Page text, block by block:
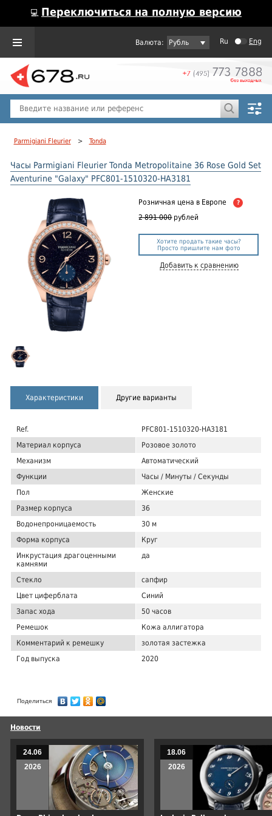
💻 Переключиться на полную версию
Рубль Ru Eng
Parmigiani Fleurier > Tonda
Часы Parmigiani Fleurier Tonda Metropolitaine 36 Rose Gold Set
Aventurine "Galaxy" PFC801-1510320-HA3181
Розничная цена в Европе ?
2 891 000 рублей
Хотите продать такие часы?
Просто пришлите нам фото
Добавить к сравнению
Характеристики Другие варианты
Ref.
PFC801-1510320-HA3181
Материал корпуса
Розовое золото
Механизм
Автоматический
Функции
Часы / Минуты / Секунды
Пол
Женские
Размер корпуса
36
Водонепроницаемость
30 м
Форма корпуса
Круг
Инкрустация драгоценными
камнями
да
Стекло
сапфир
Цвет циферблата
Синий
Запас хода
50 часов
Ремешок
Кожа аллигатора
Комментарий к ремешку
золотая застежка
Год выпуска
2020
Поделиться
Новости
24.06
2026
18.06
2026